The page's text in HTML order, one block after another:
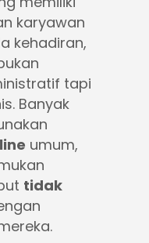
karyawan
kehadiran,
tapi
Banyak
umum,
tidak